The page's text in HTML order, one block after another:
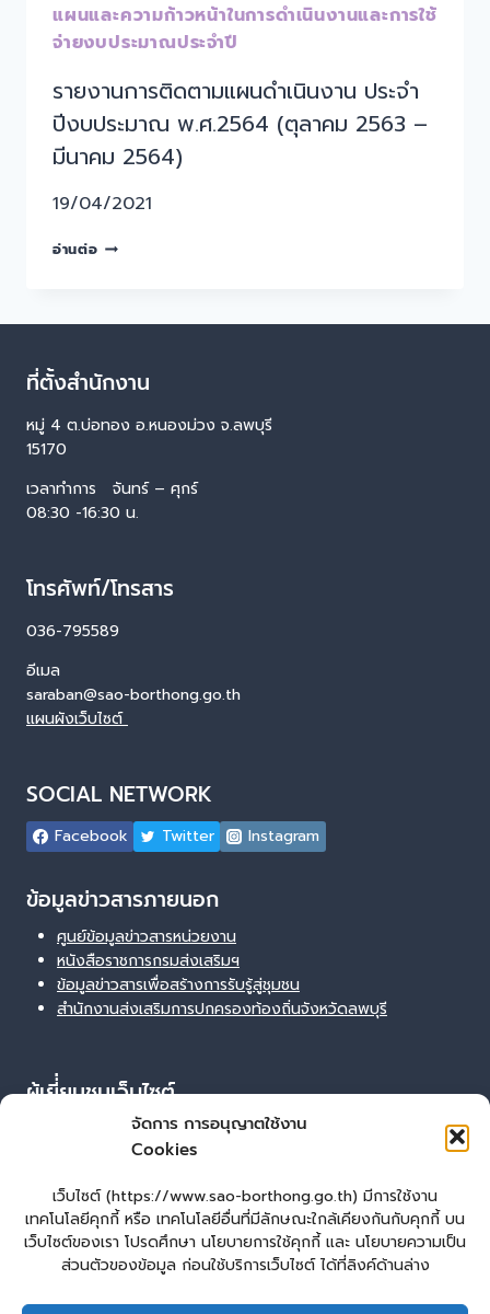
จัดการ การอนุญาตใช้งาน
Cookies
เว็บไซต์ (https://www.sao-borthong.go.th) มีการใช้งาน
เทคโนโลยีคุกกี้ หรือ เทคโนโลยีอื่นที่มีลักษณะใกล้เคียงกันกับคุกกี้ บน
เว็บไซต์ของเรา โปรดศึกษา นโยบายการใช้คุกกี้ และ นโยบายความเป็น
ส่วนตัวของข้อมูล ก่อนใช้บริการเว็บไซต์ ได้ที่ลิงค์ด้านล่าง
แผนและความก้าวหน้าในการดำเนินงานและการใช้
จ่ายงบประมาณประจำปี
รายงานการติดตามแผนดำเนินงาน ประจำ
ปีงบประมาณ พ.ศ.2564 (ตุลาคม 2563 –
มีนาคม 2564)
19/04/2021
อ่านต่อ
ที่ตั้งสำนักงาน
หมู่ 4 ต.บ่อทอง อ.หนองม่วง จ.ลพบุรี
15170
เวลาทำการ จันทร์ – ศุกร์
08:30 -16:30 น.
โทรศัพท์/โทรสาร
036-795589
อีเมล
saraban@sao-borthong.go.th
แผนผังเว็บไซต์
SOCIAL NETWORK
Facebook Twitter Instagram
ข้อมูลข่าวสารภายนอก
ศูนย์ข้อมูลข่าวสารหน่วยงาน
หนังสือราชการกรมส่งเสริมฯ
ข้อมูลข่าวสารเพื่อสร้างการรับรู้สู่ชุมชน
สำนักงานส่งเสริมการปกครองท้องถิ่นจังหวัดลพบุรี
ผู้เยี่่ยมชมเว็บไซต์
0
เข้าสู่ระบบ
จัดทำเว็บไซต์
lopburiwebdesign.com
หน้าหลัก ยื่นแบบคำร้องทั่วไป